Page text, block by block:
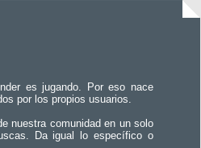
es jugando. Por eso nace
por los propios usuarios.
nuestra comunidad en un solo
Da igual lo específico o